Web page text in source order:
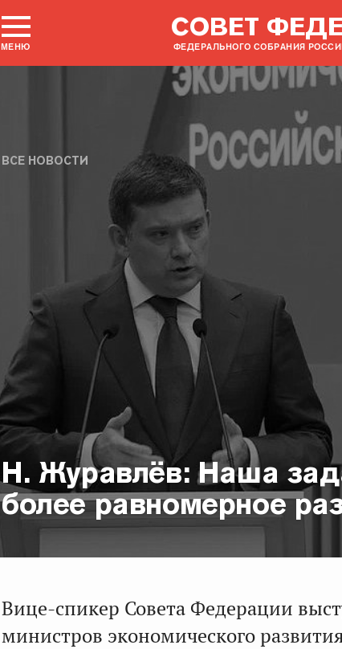
МЕНЮ
СОВЕТ
ФЕДЕРАЛЬНОГО СОБРАНИЯ
ВСЕ НОВОСТИ
Н. Журавлёв: Наша
более равномерное
Вице-спикер Совета Федерации
министров экономического